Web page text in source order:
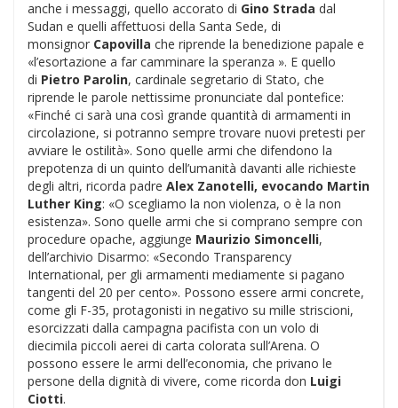
anche i messaggi, quello accorato di Gino Strada dal
Sudan e quelli affettuosi della Santa Sede, di
monsignor Capovilla che riprende la benedizione papale e
«l’esortazione a far camminare la speranza ». E quello
di Pietro Parolin, cardinale segretario di Stato, che
riprende le parole nettissime pronunciate dal pontefice:
«Finché ci sarà una così grande quantità di armamenti in
circolazione, si potranno sempre trovare nuovi pretesti per
avviare le ostilità». Sono quelle armi che difendono la
prepotenza di un quinto dell’umanità davanti alle richieste
degli altri, ricorda padre Alex Zanotelli, evocando Martin
Luther King: «O scegliamo la non violenza, o è la non
esistenza». Sono quelle armi che si comprano sempre con
procedure opache, aggiunge Maurizio Simoncelli,
dell’archivio Disarmo: «Secondo Transparency
International, per gli armamenti mediamente si pagano
tangenti del 20 per cento». Possono essere armi concrete,
come gli F-35, protagonisti in negativo su mille striscioni,
esorcizzati dalla campagna pacifista con un volo di
diecimila piccoli aerei di carta colorata sull’Arena. O
possono essere le armi dell’economia, che privano le
persone della dignità di vivere, come ricorda don Luigi
Ciotti.